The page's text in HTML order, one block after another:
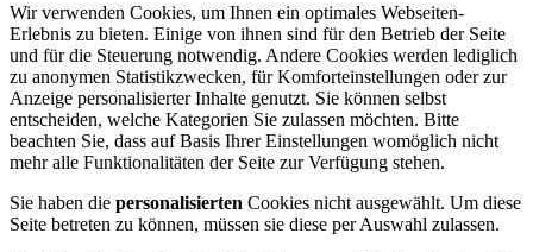
Wir verwenden Cookies, um Ihnen ein optimales Webseiten-
Erlebnis zu bieten. Einige von ihnen sind für den Betrieb der Seite
und für die Steuerung notwendig. Andere Cookies werden lediglich
zu anonymen Statistikzwecken, für Komforteinstellungen oder zur
Anzeige personalisierter Inhalte genutzt. Sie können selbst
entscheiden, welche Kategorien Sie zulassen möchten. Bitte
beachten Sie, dass auf Basis Ihrer Einstellungen womöglich nicht
mehr alle Funktionalitäten der Seite zur Verfügung stehen.
Sie haben die personalisierten Cookies nicht ausgewählt. Um diese
Seite betreten zu können, müssen sie diese per Auswahl zulassen.